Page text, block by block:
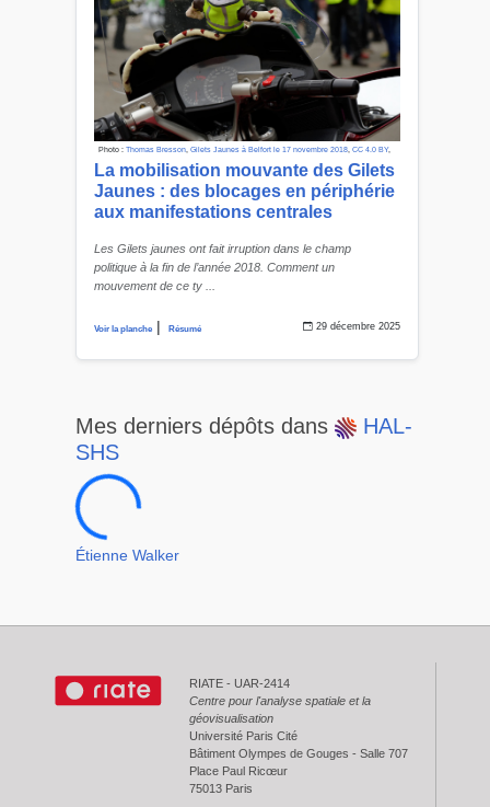
Photo : Thomas Bresson, Gilets Jaunes à Belfort le 17 novembre 2018, CC 4.0 BY,
La mobilisation mouvante des Gilets
Jaunes : des blocages en périphérie
aux manifestations centrales
Les Gilets jaunes ont fait irruption dans le champ
politique à la fin de l’année 2018. Comment un
mouvement de ce ty ...
Voir la planche | Résumé 29 décembre 2025
Mes derniers dépôts dans
HAL-
SHS
Étienne Walker
RIATE - UAR-2414
Centre pour l'analyse spatiale et la
géovisualisation
Université Paris Cité
Bâtiment Olympes de Gouges - Salle 707
Place Paul Ricœur
75013 Paris